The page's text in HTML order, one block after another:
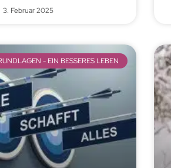
3. Februar 2025
- EIN BESSERES LEBEN